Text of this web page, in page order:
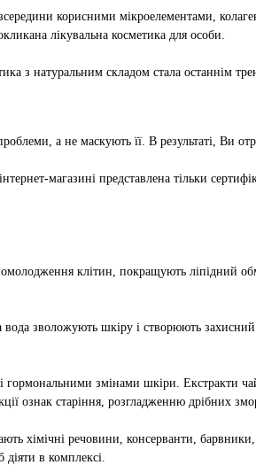
корисними мікроелементами,
лікувальна косметика для особи.
з натуральним складом стала останнім
а не маскують її. В результаті, Ви
магазині представлена ​​тільки
клітин, покращують ліпідний
зволожують шкіру і створюють
змінами шкіри. Екстракти
ознак старіння, розгладженню дрібних
хімічні речовини, консерванти,
в комплексі.